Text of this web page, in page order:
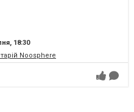
18:30
Noosphere